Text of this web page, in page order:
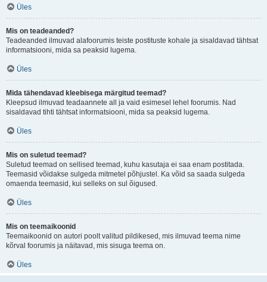
Üles
Mis on teadeanded?
Teadeanded ilmuvad alafoorumis teiste postituste kohale ja sisaldavad tähtsat
informatsiooni, mida sa peaksid lugema.
Üles
Mida tähendavad kleebisega märgitud teemad?
Kleepsud ilmuvad teadaannete all ja vaid esimesel lehel foorumis. Nad
sisaldavad tihti tähtsat informatsiooni, mida sa peaksid lugema.
Üles
Mis on suletud teemad?
Suletud teemad on sellised teemad, kuhu kasutaja ei saa enam postitada.
Teemasid võidakse sulgeda mitmetel põhjustel. Ka võid sa saada sulgeda
omaenda teemasid, kui selleks on sul õigused.
Üles
Mis on teemaikoonid
Teemaikoonid on autori poolt valitud pildikesed, mis ilmuvad teema nime
kõrval foorumis ja näitavad, mis sisuga teema on.
Üles